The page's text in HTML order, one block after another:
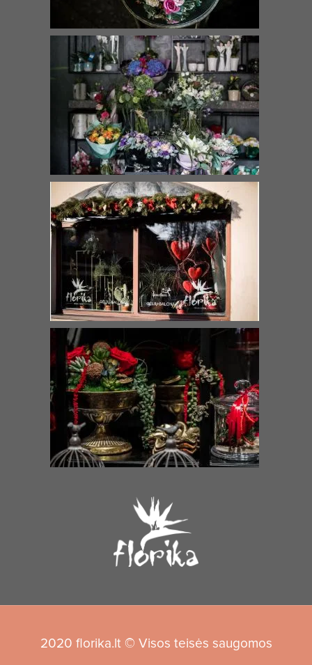
2020 florika.lt © Visos teisės saugomos